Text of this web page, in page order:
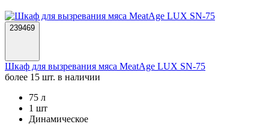
239469
Шкаф для вызревания мяса MeatAge LUX SN-75
более 15 шт. в наличии
75 л
1 шт
Динамическое